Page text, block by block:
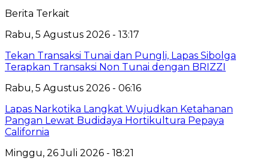
Berita Terkait
Rabu, 5 Agustus 2026 - 13:17
Tekan Transaksi Tunai dan Pungli, Lapas Sibolga
Terapkan Transaksi Non Tunai dengan BRIZZI
Rabu, 5 Agustus 2026 - 06:16
Lapas Narkotika Langkat Wujudkan Ketahanan
Pangan Lewat Budidaya Hortikultura Pepaya
California
Minggu, 26 Juli 2026 - 18:21